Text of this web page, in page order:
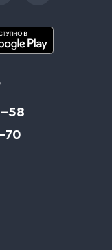
58
70